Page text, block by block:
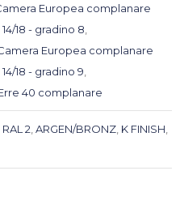
Europea complanare
18 - gradino 8
Europea complanare
18 - gradino 9
40 complanare
RAL 2 ,ARGEN/BRONZ K FINISH